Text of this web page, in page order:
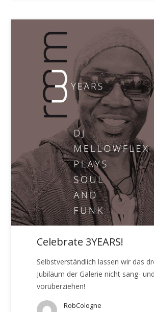
Celebrate 3YEARS!
Selbstverständlich lassen wir das
Jubiläum der Galerie nicht sang-
vorüberziehen!
RobCologne